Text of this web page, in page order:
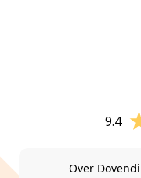
9.4
Over Dovendi